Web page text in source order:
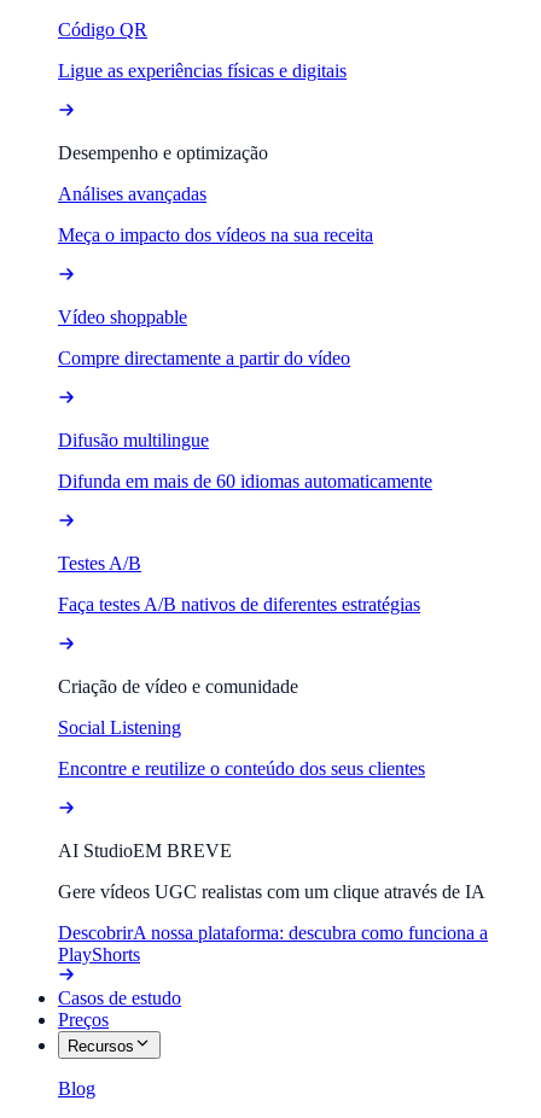
Código QR
Ligue as experiências físicas e digitais
Desempenho e optimização
Análises avançadas
Meça o impacto dos vídeos na sua receita
Vídeo shoppable
Compre directamente a partir do vídeo
Difusão multilingue
Difunda em mais de 60 idiomas automaticamente
Testes A/B
Faça testes A/B nativos de diferentes estratégias
Criação de vídeo e comunidade
Social Listening
Encontre e reutilize o conteúdo dos seus clientes
AI StudioEM BREVE
Gere vídeos UGC realistas com um clique através de IA
DescobrirA nossa plataforma: descubra como funciona a
PlayShorts
Casos de estudo
Preços
Recursos
Blog